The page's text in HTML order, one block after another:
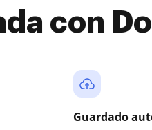
con
Guardado